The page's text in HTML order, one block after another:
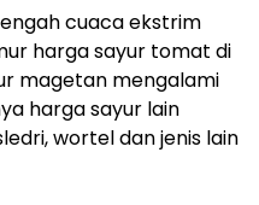
cuaca ekstrim
harga sayur tomat di
magetan mengalami
harga sayur lain
wortel dan jenis lain